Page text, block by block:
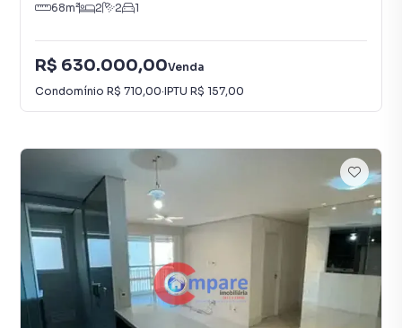
68m² 2 2 1
R$ 630.000,00Venda
Condomínio R$ 710,00·IPTU R$ 157,00